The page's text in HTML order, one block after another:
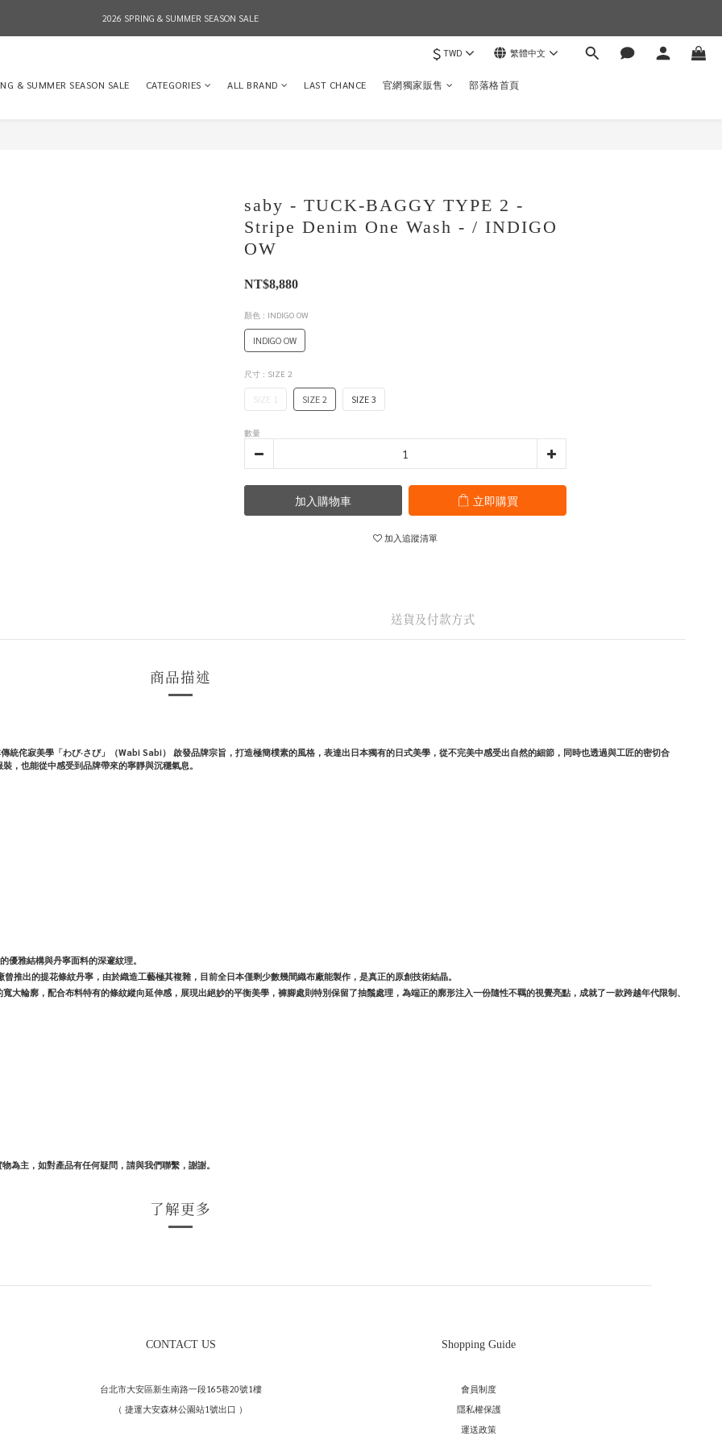
2026 SPRING & SUMMER SEASON SALE
2026 SPRING & SUMMER SEASON SALE
2026 SPRING & SUMMER SEASON SALE
$ TWD 繁體中文
& SUMMER SEASON SALE CATEGORIES ALL BRAND LAST CHANCE 官網獨家販售 部落格首頁
saby - TUCK-BAGGY TYPE 2 -
Stripe Denim One Wash - / INDIGO
OW
NT$8,880
顏色 : INDIGO OW
INDIGO OW
尺寸 : SIZE 2
SIZE 1 SIZE 2 SIZE 3
數量
加入購物車 立即購買
加入追蹤清單
送貨及付款方式
商品描述
寂美學「わび‧さび」（Wabi Sabi） 啟發品牌宗旨，打造極簡樸素的風格，表達出日本獨有的日式美學，從不完美中感受出自然的細節，同時也透過與工匠的密切合
，也能從中感受到品牌帶來的寧靜與沉穩氣息。
雅結構與丹寧面料的深邃紋理。
出的提花條紋丹寧，由於織造工藝極其複雜，目前全日本僅剩少數幾間織布廠能製作，是真正的原創技術結晶。
大輪廓，配合布料特有的條紋縱向延伸感，展現出絕妙的平衡美學，褲腳處則特別保留了抽鬚處理，為端正的廓形注入一份隨性不羈的視覺亮點，成就了一款跨越年代限制、
為主，如對產品有任何疑問，請與我們聯繫，謝謝。
了解更多
CONTACT US
台北市大安區新生南路一段165巷20號1樓
（ 捷運大安森林公園站1號出口 ）
Shopping Guide
會員制度
隱私權保護
運送政策